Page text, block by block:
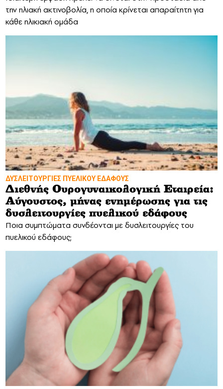
την ηλιακή ακτινοβολία, η οποία κρίνεται απαραίτητη για
κάθε ηλικιακή ομάδα
ΔΥΣΛΕΙΤΟΥΡΓΙΕΣ ΠΥΕΛΙΚΟΥ ΕΔΑΦΟΥΣ
Διεθνής Ουρογυναικολογική Εταιρεία:
Αύγουστος, μήνας ενημέρωσης για τις
δυσλειτουργίες πυελικού εδάφους
Ποια συμπτώματα συνδέονται με δυσλειτουργίες του
πυελικού εδάφους;